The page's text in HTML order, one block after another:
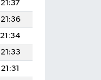
21:37
21:36
21:34
21:33
21:31